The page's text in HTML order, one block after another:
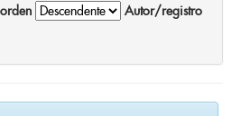
Autor/registro